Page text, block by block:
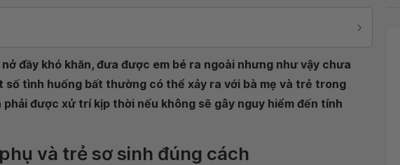
đầy khó khăn, đưa được em bé ra ngoài nhưng như vậy chưa
số tình huống bất thường có thể xảy ra với bà mẹ và trẻ trong
được xử trí kịp thời nếu không sẽ gây nguy hiểm đến tính
và trẻ sơ sinh đúng cách